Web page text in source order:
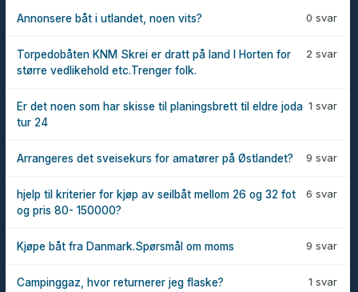
0 svar
Annonsere båt i utlandet, noen vits?
2 svar
Torpedobåten KNM Skrei er dratt på land I Horten for
større vedlikehold etc.Trenger folk.
1 svar
Er det noen som har skisse til planingsbrett til eldre joda
tur 24
9 svar
Arrangeres det sveisekurs for amatører på Østlandet?
6 svar
hjelp til kriterier for kjøp av seilbåt mellom 26 og 32 fot
og pris 80- 150000?
9 svar
Kjøpe båt fra Danmark.Spørsmål om moms
1 svar
Campinggaz, hvor returnerer jeg flaske?